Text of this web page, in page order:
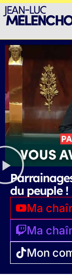
du peuple !
Ma
Ma
Mon